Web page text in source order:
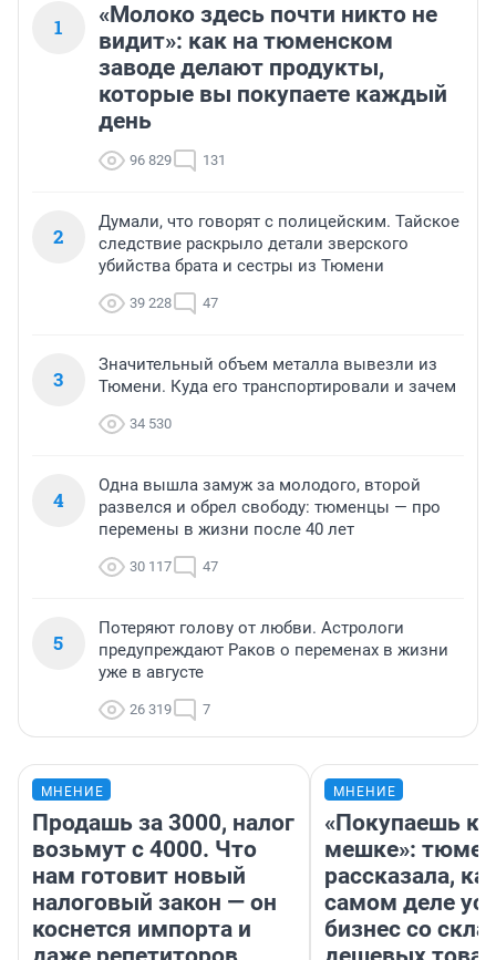
1
«Молоко здесь почти никто не
видит»: как на тюменском
заводе делают продукты,
которые вы покупаете каждый
день
96 829 131
2
Думали, что говорят с полицейским. Тайское
следствие раскрыло детали зверского
убийства брата и сестры из Тюмени
39 228 47
3
Значительный объем металла вывезли из
Тюмени. Куда его транспортировали и зачем
34 530
4
Одна вышла замуж за молодого, второй
развелся и обрел свободу: тюменцы — про
перемены в жизни после 40 лет
30 117 47
5
Потеряют голову от любви. Астрологи
предупреждают Раков о переменах в жизни
уже в августе
26 319 7
МНЕНИЕ
Продашь за 3000, налог
возьмут с 4000. Что
нам готовит новый
налоговый закон — он
коснется импорта и
МНЕНИЕ
«Покупаешь
мешке»:
рассказала,
самом деле
бизнес со